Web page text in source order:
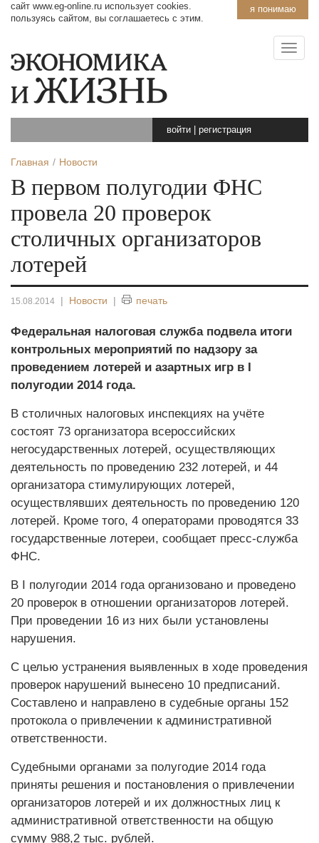
я понимаю
сайт www.eg-online.ru использует cookies.
пользуясь сайтом, вы соглашаетесь с этим.
войти регистрация
Главная Новости
В первом полугодии ФНС
провела 20 проверок
столичных организаторов
лотерей
15.08.2014 | Новости | печать
Федеральная налоговая служба подвела итоги
контрольных мероприятий по надзору за
проведением лотерей и азартных игр в I
полугодии 2014 года.
В столичных налоговых инспекциях на учёте
состоят 73 организатора всероссийских
негосударственных лотерей, осуществляющих
деятельность по проведению 232 лотерей, и 44
организатора стимулирующих лотерей,
осуществлявших деятельность по проведению 120
лотерей. Кроме того, 4 операторами проводятся 33
государственные лотереи, сообщает пресс-служба
ФНС.
В I полугодии 2014 года организовано и проведено
20 проверок в отношении организаторов лотерей.
При проведении 16 из них были установлены
нарушения.
С целью устранения выявленных в ходе проведения
проверок нарушений вынесено 10 предписаний.
Составлено и направлено в судебные органы 152
протокола о привлечении к административной
ответственности.
Судебными органами за полугодие 2014 года
приняты решения и постановления о привлечении
организаторов лотерей и их должностных лиц к
административной ответственности на общую
сумму 988,2 тыс. рублей.